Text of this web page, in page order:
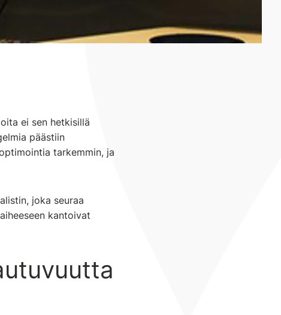
ei sen hetkisillä
päästiin
tarkemmin, ja
joka seuraa
kantoivat